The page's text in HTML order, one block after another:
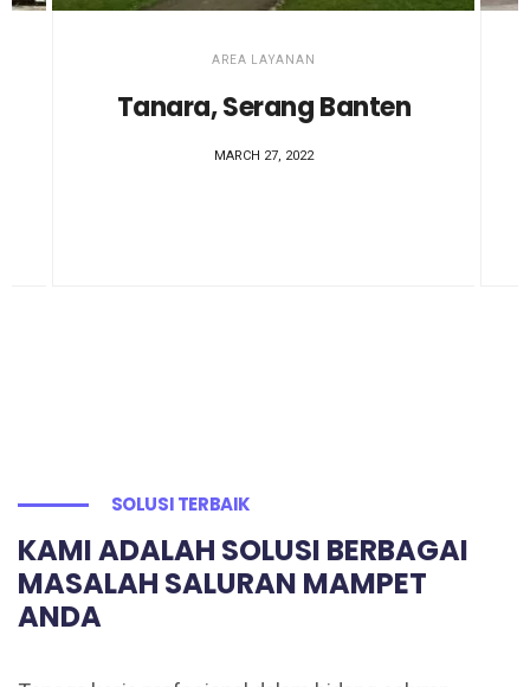
AREA LAYANAN
Tanara, Serang Banten
MARCH 27, 2022
SOLUSI TERBAIK
KAMI ADALAH SOLUSI BERBAGAI
MASALAH SALURAN MAMPET
ANDA